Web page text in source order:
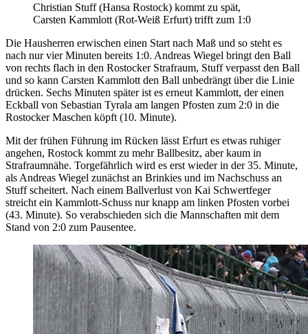
Christian Stuff (Hansa Rostock) kommt zu spät,
Carsten Kammlott (Rot-Weiß Erfurt) trifft zum 1:0
Die Hausherren erwischen einen Start nach Maß und so steht es
nach nur vier Minuten bereits 1:0. Andreas Wiegel bringt den Ball
von rechts flach in den Rostocker Strafraum, Stuff verpasst den Ball
und so kann Carsten Kammlott den Ball unbedrängt über die Linie
drücken. Sechs Minuten später ist es erneut Kammlott, der einen
Eckball von Sebastian Tyrala am langen Pfosten zum 2:0 in die
Rostocker Maschen köpft (10. Minute).
Mit der frühen Führung im Rücken lässt Erfurt es etwas ruhiger
angehen, Rostock kommt zu mehr Ballbesitz, aber kaum in
Strafraumnähe. Torgefährlich wird es erst wieder in der 35. Minute,
als Andreas Wiegel zunächst an Brinkies und im Nachschuss an
Stuff scheitert. Nach einem Ballverlust von Kai Schwertfeger
streicht ein Kammlott-Schuss nur knapp am linken Pfosten vorbei
(43. Minute). So verabschieden sich die Mannschaften mit dem
Stand von 2:0 zum Pausentee.